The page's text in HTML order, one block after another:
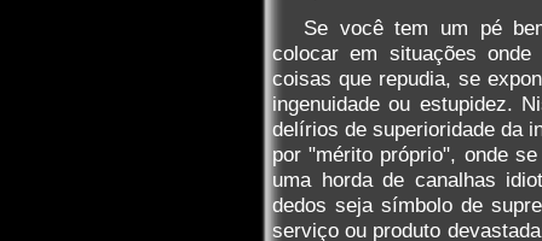
Se você tem um pé
colocar em situações
coisas que repudia, se
ingenuidade ou estupidez.
delírios de superioridade da
por "mérito próprio", onde
uma horda de canalhas
dedos seja símbolo de
serviço ou produto